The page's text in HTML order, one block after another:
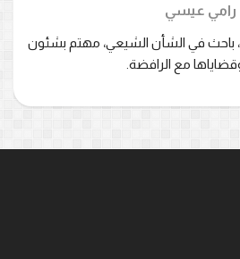
رامي عيسي
في الشأن الشيعي، مهتم بشئون
مع الرافضة.